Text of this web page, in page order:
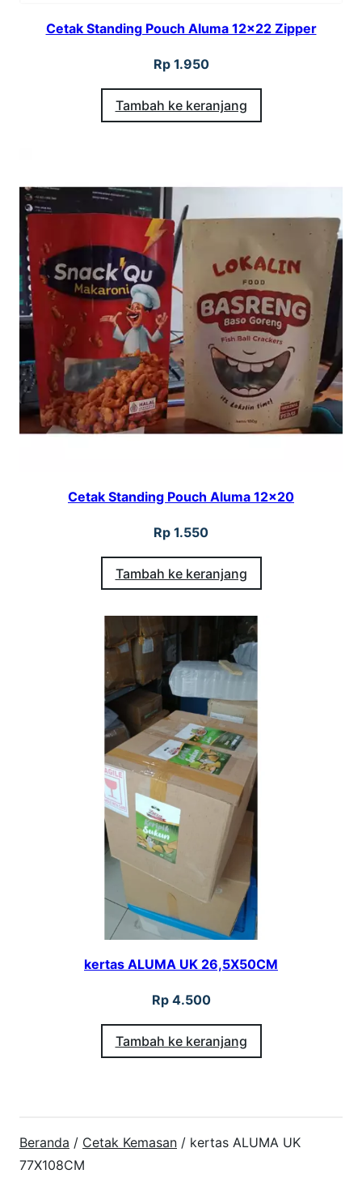
Cetak Standing Pouch Aluma 12×22 Zipper
Rp1.950
Tambah ke keranjang
Cetak Standing Pouch Aluma 12×20
Rp 1.550
Tambah ke keranjang
kertas ALUMA UK 26,5X50CM
Rp4.500
Tambah ke keranjang
Beranda / Cetak Kemasan / kertas ALUMA UK
77X108CM